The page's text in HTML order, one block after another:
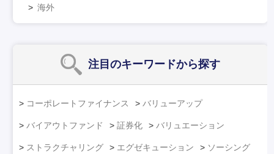
海外
注目のキーワードから探す
コーポレートファイナンス バリューアップ
バイアウトファンド 証券化 バリュエーション
ストラクチャリング エグゼキューション ソーシング